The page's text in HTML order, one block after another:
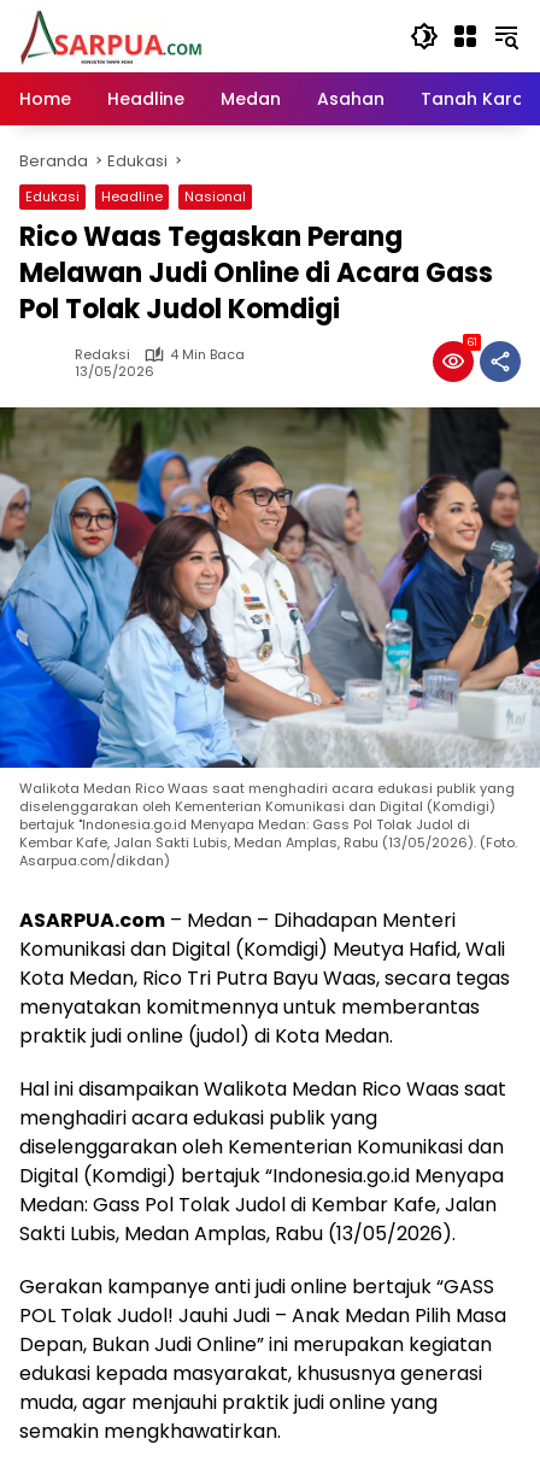
Langsung
konten
Home
Headline Medan Asahan Tanah Karo
Beranda Edukasi
Edukasi Headline Nasional
Rico Waas Tegaskan Perang
Melawan Judi Online di Acara Gass
Pol Tolak Judol Komdigi
Redaksi
4 Min Baca
13/05/2026
61
Walikota Medan Rico Waas saat menghadiri acara edukasi publik yang
diselenggarakan oleh Kementerian Komunikasi dan Digital (Komdigi)
bertajuk "Indonesia.go.id Menyapa Medan: Gass Pol Tolak Judol di
Kembar Kafe, Jalan Sakti Lubis, Medan Amplas, Rabu (13/05/2026). (Foto.
Asarpua.com/dikdan)
ASARPUA.com – Medan – Dihadapan Menteri
Komunikasi dan Digital (Komdigi) Meutya Hafid, Wali
Kota Medan, Rico Tri Putra Bayu Waas, secara tegas
menyatakan komitmennya untuk memberantas
praktik judi online (judol) di Kota Medan.
Hal ini disampaikan Walikota Medan Rico Waas saat
menghadiri acara edukasi publik yang
diselenggarakan oleh Kementerian Komunikasi dan
Digital (Komdigi) bertajuk “Indonesia.go.id Menyapa
Medan: Gass Pol Tolak Judol di Kembar Kafe, Jalan
Sakti Lubis, Medan Amplas, Rabu (13/05/2026).
Gerakan kampanye anti judi online bertajuk “GASS
POL Tolak Judol! Jauhi Judi – Anak Medan Pilih Masa
Depan, Bukan Judi Online” ini merupakan kegiatan
edukasi kepada masyarakat, khususnya generasi
muda, agar menjauhi praktik judi online yang
semakin mengkhawatirkan.